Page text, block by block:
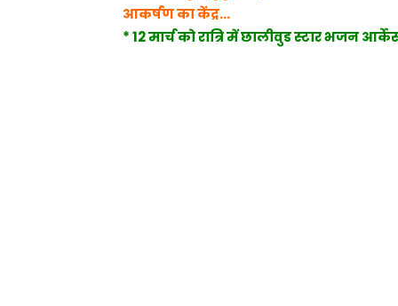
आकर्षण का केंद्र…
* 12 मार्च को रात्रि में छालीवुड स्टार भजन